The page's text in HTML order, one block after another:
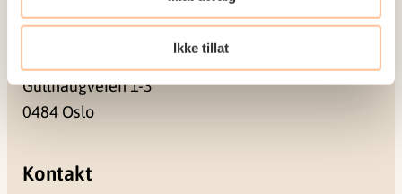
Ikke tillat
Gullhaugveien 1-3
0484 Oslo
Kontakt